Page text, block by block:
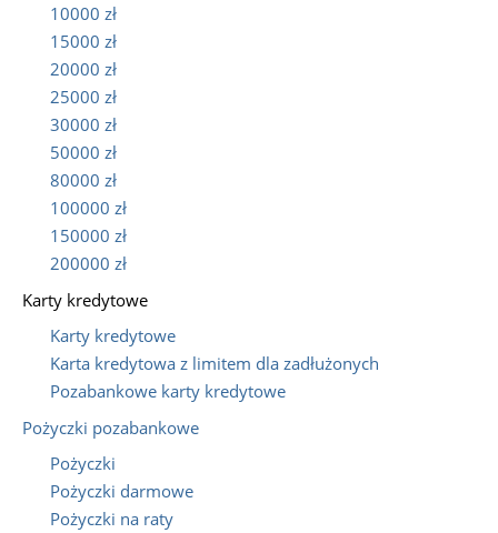
10000 zł
15000 zł
20000 zł
25000 zł
30000 zł
50000 zł
80000 zł
100000 zł
150000 zł
200000 zł
Karty kredytowe
Karty kredytowe
Karta kredytowa z limitem dla zadłużonych
Pozabankowe karty kredytowe
Pożyczki pozabankowe
Pożyczki
Pożyczki darmowe
Pożyczki na raty